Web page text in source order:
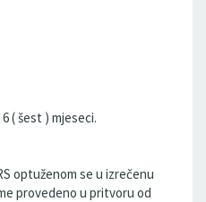
( šest ) mjeseci.
optuženom se u izrečenu
provedeno u pritvoru od